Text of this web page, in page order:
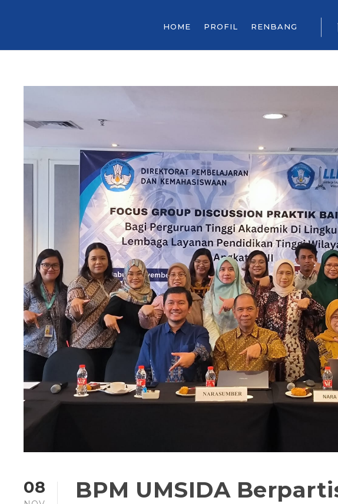
HOME PROFIL RENBANG
08
BPM UMSIDA